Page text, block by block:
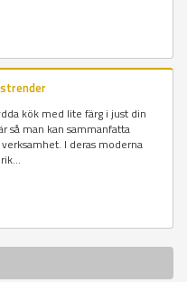
kök med lite färg i just din
så man kan sammanfatta
I deras moderna